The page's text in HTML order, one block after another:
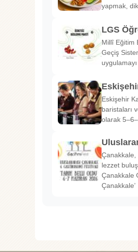
yapmak,
LGS
Millî Eğitim
Geçiş
Eskişehir
baristaları
olarak
Çanakkale,
lezzet
Çanakkale
Çanakkale’